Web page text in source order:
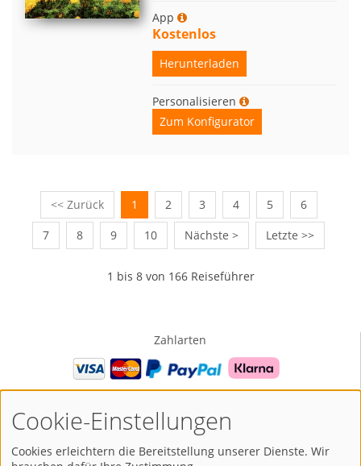
App
Kostenlos
Herunterladen
Personalisieren
Zum Konfigurator
<< Zurück 1 2 3 4 5
6
7
8 9 10 Nächste > Letzte >>
1 bis 8 von 166 Reiseführer
Zahlarten
Cookie-Einstellungen
Cookies erleichtern die Bereitstellung unserer Dienste. Wir